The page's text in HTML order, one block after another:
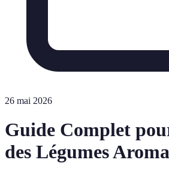
26 mai 2026
Guide Complet
des Légumes